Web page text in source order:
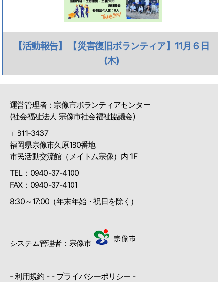
【活動報告】 【災害復旧ボランティア】11月６日
(木)
運営管理者：宗像市ボランティアセンター
(社会福祉法人 宗像市社会福祉協議会)
〒811-3437
福岡県宗像市久原180番地
市民活動交流館（メイトム宗像）内 1F
TEL：0940-37-4100
FAX：0940-37-4101
8:30～17:00（年末年始・祝日を除く）
システム管理者：宗像市
-利用規約 - - プライバシーポリシー -